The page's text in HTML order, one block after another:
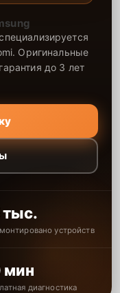
Оригинальные
до 3 лет
тыс.
устройств
мин
диагностика